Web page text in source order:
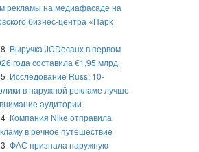
рекламы на медиафасаде на
бизнес-центра «Парк
Выручка JCDecaux в первом
года составила €1,95 млрд
Исследование Russ: 10-
в наружной рекламе лучше
аудитории
Компания Nike отправила
в речное путешествие
ФАС признала наружную